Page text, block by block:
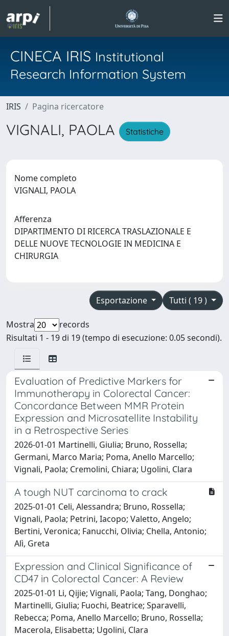
CINECA IRIS Institutional
Research Information System
IRIS Pagina ricercatore
VIGNALI, PAOLA Statistiche
Nome completo
VIGNALI, PAOLA
Afferenza
DIPARTIMENTO DI RICERCA TRASLAZIONALE E
DELLE NUOVE TECNOLOGIE IN MEDICINA E
CHIRURGIA
Tutti ( 19 )
Esportazione
Mostra
records
Risultati 1 - 19 di 19 (tempo di esecuzione: 0.05 secondi).
Evaluation of Predictive Markers for
Immunotherapy in Colorectal Cancer:
Concordance Between MMR Protein
Expression and Microsatellite Instability
in a Retrospective Series
2026-01-01 Martinelli, Giulia; Bruno, Rossella;
Germani, Marco Maria; Poma, Anello Marcello;
Vignali, Paola; Cremolini, Chiara; Ugolini, Clara
A tough NUT carcinoma to crack
2025-01-01 Celi, Alessandra; Bruno, Rossella;
Vignali, Paola; Petrini, Iacopo; Valetto, Angelo;
Bertini, Veronica; Fanucchi, Olivia; Chella, Antonio;
Alì, Greta
Expression and Clinical Significance of
CD47 in Colorectal Cancer: A Review
2025-01-01 Li, Qijie; Vignali, Paola; Tang, Donghao;
Martinelli, Giulia; Fuochi, Beatrice; Sparavelli,
Rebecca; Poma, Anello Marcello; Bruno, Rossella;
Macerola, Elisabetta; Ugolini, Clara